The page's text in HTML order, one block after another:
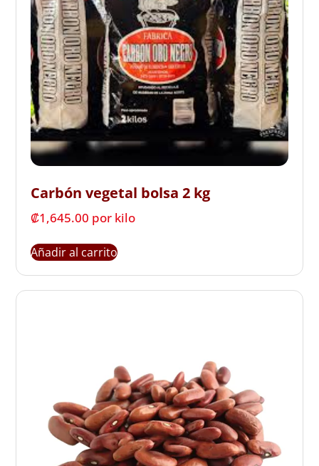
Carbón vegetal bolsa 2 kg
₡1,645.00 por kilo
Añadir al carrito